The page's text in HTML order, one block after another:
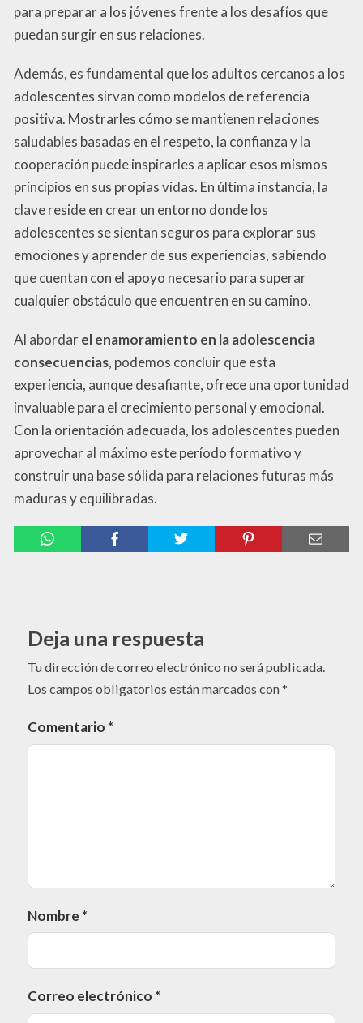
para preparar a los jóvenes frente a los desafíos que
puedan surgir en sus relaciones.
Además, es fundamental que los adultos cercanos a los
adolescentes sirvan como modelos de referencia
positiva. Mostrarles cómo se mantienen relaciones
saludables basadas en el respeto, la confianza y la
cooperación puede inspirarles a aplicar esos mismos
principios en sus propias vidas. En última instancia, la
clave reside en crear un entorno donde los
adolescentes se sientan seguros para explorar sus
emociones y aprender de sus experiencias, sabiendo
que cuentan con el apoyo necesario para superar
cualquier obstáculo que encuentren en su camino.
Al abordarel enamoramiento en la adolescencia
consecuencias, podemos concluir que esta
experiencia, aunque desafiante, ofrece una oportunidad
invaluable para el crecimiento personal y emocional.
Con la orientación adecuada, los adolescentes pueden
aprovechar al máximo este período formativo y
construir una base sólida para relaciones futuras más
maduras y equilibradas.
Deja una respuesta
Tu dirección de correo electrónico no será publicada.
Los campos obligatorios están marcados con*
Comentario *
Nombre *
Correo electrónico *